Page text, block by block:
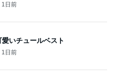
1日前
いチュールベスト
1日前